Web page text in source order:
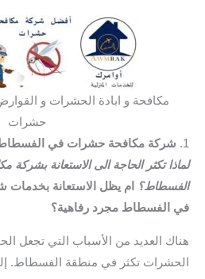
مكافحة و ابادة الحشرات و
حشرات
1.
شركة مكافحة حشرات في
لماذا تكثر الحاجة الى الاستعانة
الفسطاط؟
ام يظل الاستعانة
في الفسطاط مجرد رفاهية؟
هناك العديد من الأسباب التي تجعل
الحشرات تكثر في منطقة الفسطاط.